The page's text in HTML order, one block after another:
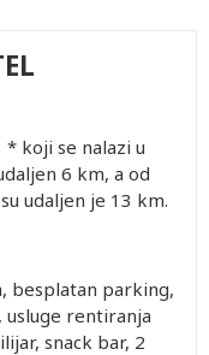
* koji se nalazi u
6 km, a od
udaljen je 13 km.
besplatan parking,
usluge rentiranja
snack bar, 2